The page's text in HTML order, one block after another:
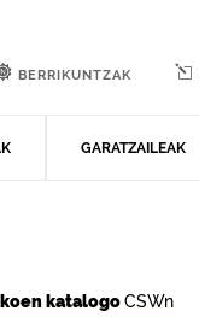
GARATZAILEAK
BERRIKUNTZAK
katalogoCSWn